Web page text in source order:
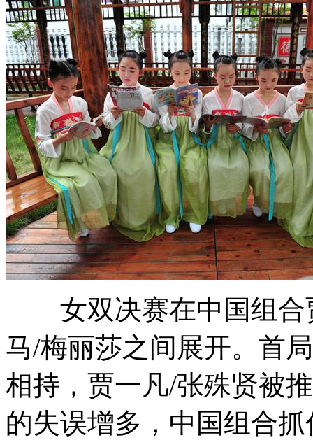
女双决赛在中国组合
马/梅丽莎之间展开。首
相持，贾一凡/张殊贤被
的失误增多，中国组合